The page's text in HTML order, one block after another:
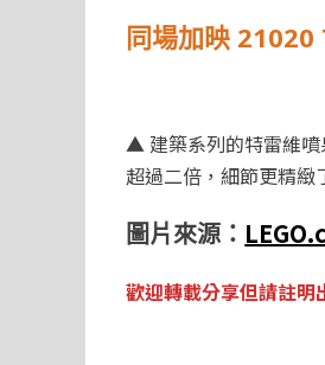
同場加映
▲ 建築系列的特雷維噴
超過二倍，細節更精緻
圖片來源：
歡迎轉載分享但請註明